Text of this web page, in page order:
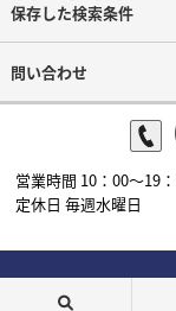
保存した検索条件
問い合わせ
営業時間 10：00～19
定休日 毎週水曜日